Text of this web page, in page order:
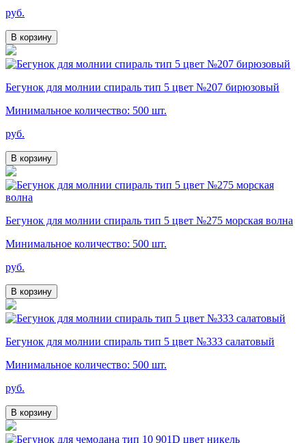
руб.
В корзину
Бегунок для молнии спираль тип 5 цвет №207 бирюзовый
Минимальное количество: 500 шт.
руб.
В корзину
Бегунок для молнии спираль тип 5 цвет №275 морская волна
Минимальное количество: 500 шт.
руб.
В корзину
Бегунок для молнии спираль тип 5 цвет №333 салатовый
Минимальное количество: 500 шт.
руб.
В корзину